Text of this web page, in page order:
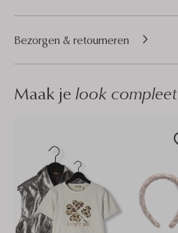
Bezorgen & retourneren
Maak je look compleet